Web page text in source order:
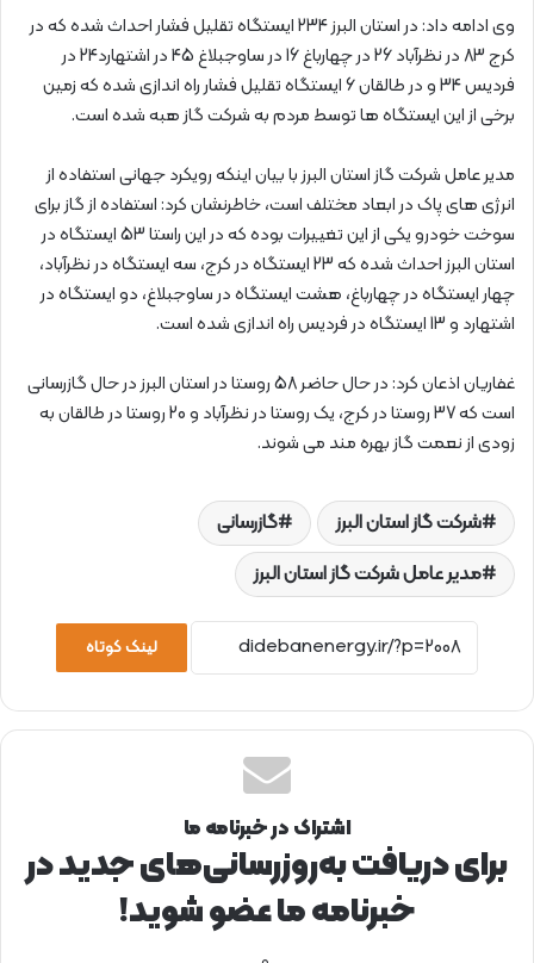
وی ادامه داد: در استان البرز 234 ایستگاه تقلیل فشار احداث شده که در
کرج 83 در نظرآباد 26 در چهارباغ 16 در ساوجبلاغ 45 در اشتهارد24 در
فردیس 34 و در طالقان 6 ایستگاه تقلیل فشار راه اندازی شده که زمین
برخی از این ایستگاه ها توسط مردم به شرکت گاز هبه شده است.
مدیر عامل شرکت گاز استان البرز با بیان اینکه رویکرد جهانی استفاده از
انرژی های پاک در ابعاد مختلف است، خاطرنشان کرد: استفاده از گاز برای
سوخت خودرو یکی از این تغییرات بوده که در این راستا 53 ایستگاه در
استان البرز احداث شده که 23 ایستگاه در کرج، سه ایستگاه در نظرآباد،
چهار ایستگاه در چهارباغ، هشت ایستگاه در ساوجبلاغ، دو ایستگاه در
اشتهارد و 13 ایستگاه در فردیس راه اندازی شده است.
غفاریان اذعان کرد: در حال حاضر 58 روستا در استان البرز در حال گازرسانی
است که 37 روستا در کرج، یک روستا در نظرآباد و 20 روستا در طالقان به
زودی از نعمت گاز بهره مند می شوند.
شرکت گاز استان البرز
گازرسانی
مدیر عامل شرکت گاز استان البرز
لینک کوتاه
اشتراک در خبرنامه ما
برای دریافت به‌روزرسانی‌های جدید در
خبرنامه ما عضو شوید!